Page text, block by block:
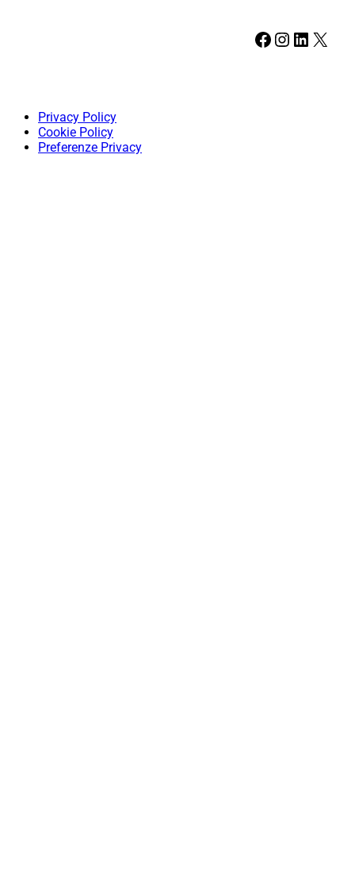
Facebook Instagram LinkedIn X
Privacy Policy
Cookie Policy
Preferenze Privacy